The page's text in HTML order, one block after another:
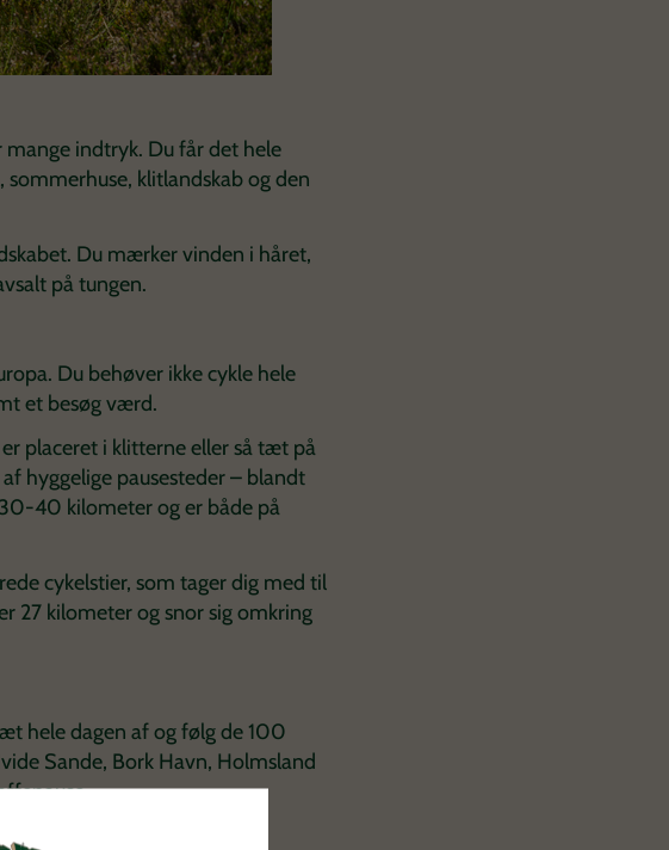
mange indtryk. Du får det hele
klitlandskab og den
Du mærker vinden i håret,
på tungen.
Du behøver ikke cykle hele
et besøg værd.
placeret i klitterne eller så tæt på
hyggelige pausesteder – blandt
40 kilometer og er både på
cykelstier, som tager dig med til
27 kilometer og snor sig omkring
hele dagen af og følg de 100
Sande, Bork Havn, Holmsland